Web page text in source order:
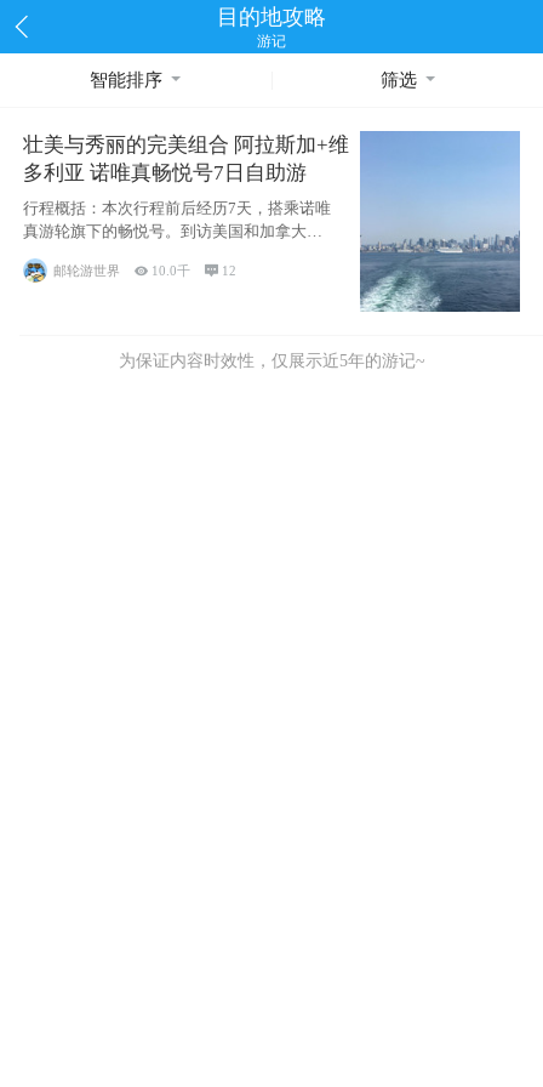
目的地攻略
游记
智能排序 筛选
壮美与秀丽的完美组合 阿拉斯加+维
多利亚 诺唯真畅悦号7日自助游
行程概括：本次行程前后经历7天，搭乘诺唯
真游轮旗下的畅悦号。到访美国和加拿大的4
个州/省：美国华盛顿州
邮轮游世界  10.0千  12
为保证内容时效性，仅展示近5年的游记~